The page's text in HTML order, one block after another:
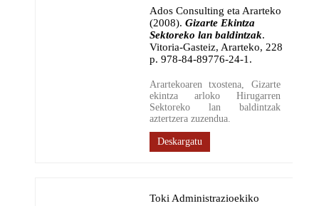
Ados Consulting eta Ararteko
(2008). Gizarte Ekintza
Sektoreko lan baldintzak.
Vitoria-Gasteiz, Ararteko, 228
p. 978-84-89776-24-1.
Arartekoaren txostena, Gizarte
ekintza arloko Hirugarren
Sektoreko lan baldintzak
aztertzera zuzendua.
Deskargatu
Toki Administrazioekiko